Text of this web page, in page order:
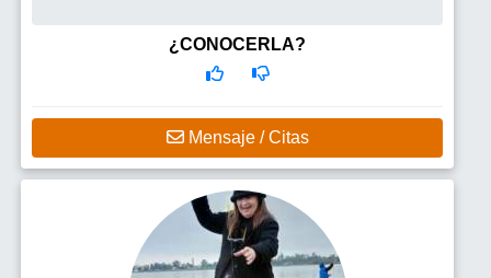
¿CONOCERLA?
Mensaje / Citas